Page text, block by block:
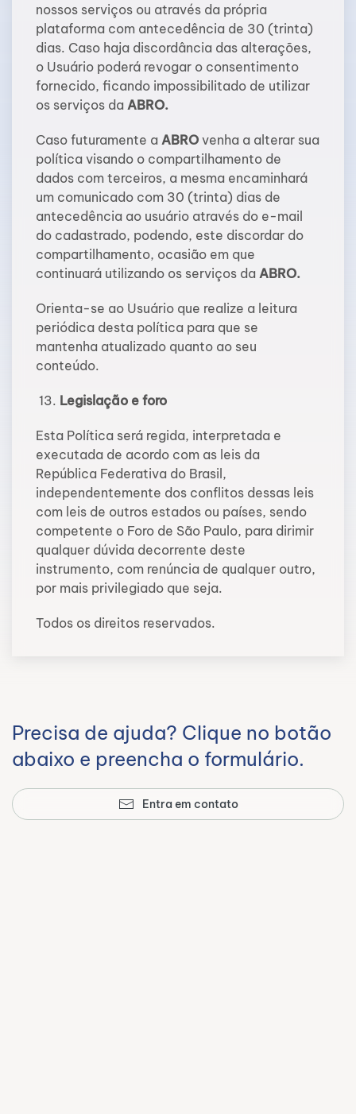
nossos serviços ou através da própria
plataforma com antecedência de 30 (trinta)
dias. Caso haja discordância das alterações,
o Usuário poderá revogar o consentimento
fornecido, ficando impossibilitado de utilizar
os serviços da ABRO.
Caso futuramente a ABRO venha a alterar sua
política visando o compartilhamento de
dados com terceiros, a mesma encaminhará
um comunicado com 30 (trinta) dias de
antecedência ao usuário através do e-mail
do cadastrado, podendo, este discordar do
compartilhamento, ocasião em que
continuará utilizando os serviços da ABRO.
Orienta-se ao Usuário que realize a leitura
periódica desta política para que se
mantenha atualizado quanto ao seu
conteúdo.
Legislação e foro
Esta Política será regida, interpretada e
executada de acordo com as leis da
República Federativa do Brasil,
independentemente dos conflitos dessas leis
com leis de outros estados ou países, sendo
competente o Foro de São Paulo, para dirimir
qualquer dúvida decorrente deste
instrumento, com renúncia de qualquer outro,
por mais privilegiado que seja.
Todos os direitos reservados.
Precisa de ajuda? Clique no botão
abaixo e preencha o formulário.
Entra em contato